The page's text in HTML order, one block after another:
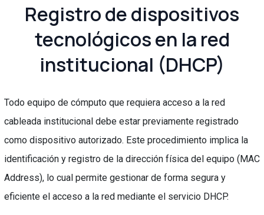
Registro de dispositivos
tecnológicos en la red
institucional (DHCP)
Todo equipo de cómputo que requiera acceso a la red
cableada institucional debe estar previamente registrado
como dispositivo autorizado. Este procedimiento implica la
identificación y registro de la dirección física del equipo (MAC
Address), lo cual permite gestionar de forma segura y
eficiente el acceso a la red mediante el servicio DHCP.